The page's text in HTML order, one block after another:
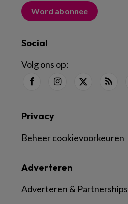
Word abonnee
Social
Volg ons op:
Adverteren
Adverteren & Partnerships
Privacy
Beheer cookievoorkeuren